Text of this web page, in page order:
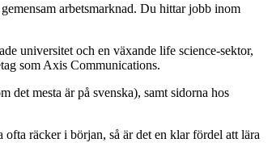
arbetsmarknad. Du hittar jobb inom
universitet och en växande life science-sektor,
som Axis Communications.
mesta är på svenska), samt sidorna hos
räcker i början, så är det en klar fördel att lära